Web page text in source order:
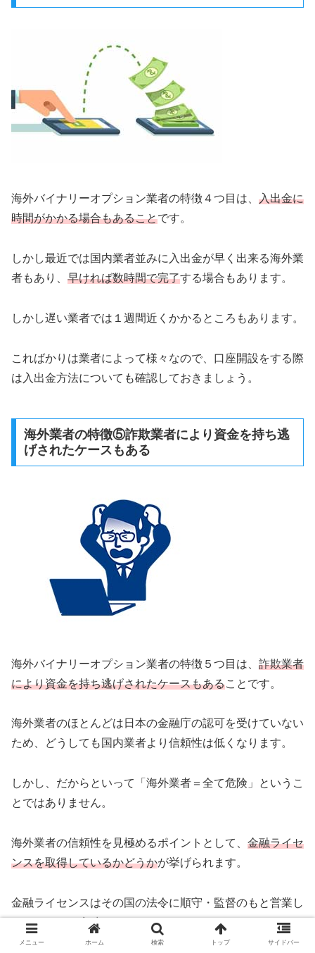
海外バイナリーオプション業者の特徴４つ目は、 入出金に
時間がかかる場合もあることです。
しかし最近では国内業者並みに入出金が早く出来る海外業
者もあり、 早ければ数時間で完了する場合もあります。
しかし遅い業者では１週間近くかかるところもあります。
こればかりは業者によって様々なので、口座開設をする際
は入出金方法についても確認しておきましょう。
海外業者の特徴⑤詐欺業者により資金を持ち逃
げされたケースもある
海外バイナリーオプション業者の特徴５つ目は、 詐欺業者
により資金を持ち逃げされたケースもあることです。
海外業者のほとんどは日本の金融庁の認可を受けていない
ため、どうしても国内業者より信頼性は低くなります。
しかし、だからといって「海外業者＝全て危険」というこ
とではありません。
海外業者の信頼性を見極めるポイントとして、 金融ライセ
ンスを取得しているかどうかが挙げられます。
金融ライセンスはその国の法令に順守・監督のもと営業し
ていることを意味します。
メニュー ホーム 検索 トップ サイドバー